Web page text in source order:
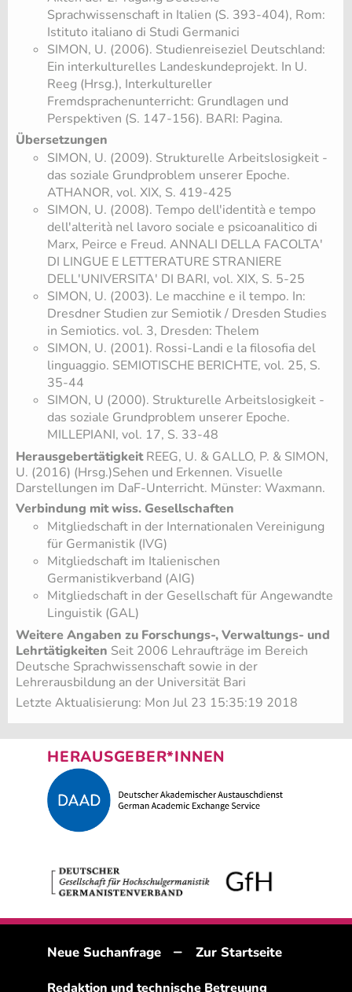
Sprachwissenschaft in Italien (S. 393-404), Rom:
Istituto italiano di Studi Germanici
SIMON, U. (2006). Studienreiseziel Deutschland:
Ein interkulturelles Landeskundeprojekt. In U.
Reeg (Hrsg.), Interkultureller
Fremdsprachenunterricht: Grundlagen und
Perspektiven (S. 147-156). BARI: Pagina.
Übersetzungen
SIMON, U. (2009). Strukturelle Arbeitslosigkeit -
das soziale Grundproblem unserer Epoche.
ATHANOR, vol. XIX, S. 419-425
SIMON, U. (2008). Tempo dell'identità e tempo
dell'alterità nel lavoro sociale e psicoanalitico di
Marx, Peirce e Freud. ANNALI DELLA FACOLTA'
DI LINGUE E LETTERATURE STRANIERE
DELL'UNIVERSITA' DI BARI, vol. XIX, S. 5-25
SIMON, U. (2003). Le macchine e il tempo. In:
Dresdner Studien zur Semiotik / Dresden Studies
in Semiotics. vol. 3, Dresden: Thelem
SIMON, U. (2001). Rossi-Landi e la filosofia del
linguaggio. SEMIOTISCHE BERICHTE, vol. 25, S.
35-44
SIMON, U (2000). Strukturelle Arbeitslosigkeit -
das soziale Grundproblem unserer Epoche.
MILLEPIANI, vol. 17, S. 33-48
HerausgebertätigkeitREEG, U. & GALLO, P. & SIMON,
U. (2016) (Hrsg.)Sehen und Erkennen. Visuelle
Darstellungen im DaF-Unterricht. Münster: Waxmann.
Verbindung mit wiss. Gesellschaften
Mitgliedschaft in der Internationalen Vereinigung
für Germanistik (IVG)
Mitgliedschaft im Italienischen
Germanistikverband (AIG)
Mitgliedschaft in der Gesellschaft für Angewandte
Linguistik (GAL)
Weitere Angaben zu Forschungs-, Verwaltungs- und
Lehrtätigkeiten Seit 2006 Lehraufträge im Bereich
Deutsche Sprachwissenschaft sowie in der
Lehrerausbildung an der Universität Bari
Letzte Aktualisierung: Mon Jul 23 15:35:19 2018
HERAUSGEBER*INNEN
Neue Suchanfrage – Zur Startseite
Redaktion und technische Betreuung